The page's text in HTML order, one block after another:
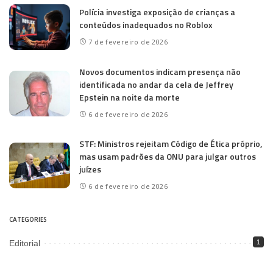
Polícia investiga exposição de crianças a
conteúdos inadequados no Roblox
7 de fevereiro de 2026
Novos documentos indicam presença não
identificada no andar da cela de Jeffrey
Epstein na noite da morte
6 de fevereiro de 2026
STF: Ministros rejeitam Código de Ética próprio,
mas usam padrões da ONU para julgar outros
juízes
6 de fevereiro de 2026
CATEGORIES
Editorial 1